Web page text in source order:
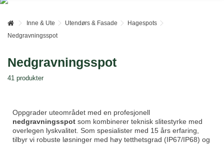
Inne & Ute Utendørs & Fasade
Hagespots
Nedgravningsspot
Nedgravningsspot
41 produkter
Oppgrader uteområdet med en profesjonell
nedgravningsspot som kombinerer teknisk slitestyrke med
overlegen lyskvalitet. Som spesialister med 15 års erfaring,
tilbyr vi robuste løsninger med høy tetthetsgrad (IP67/IP68) og